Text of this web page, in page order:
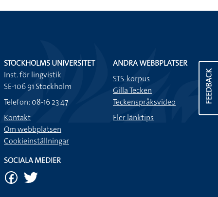
FEEDBACK
STOCKHOLMS UNIVERSITET
Inst. för lingvistik
SE-106 91 Stockholm
Telefon: 08-16 23 47
Kontakt
Om webbplatsen
Cookieinställningar
ANDRA WEBBPLATSER
STS-korpus
Gilla Tecken
Teckenspråksvideo
Fler länktips
SOCIALA MEDIER